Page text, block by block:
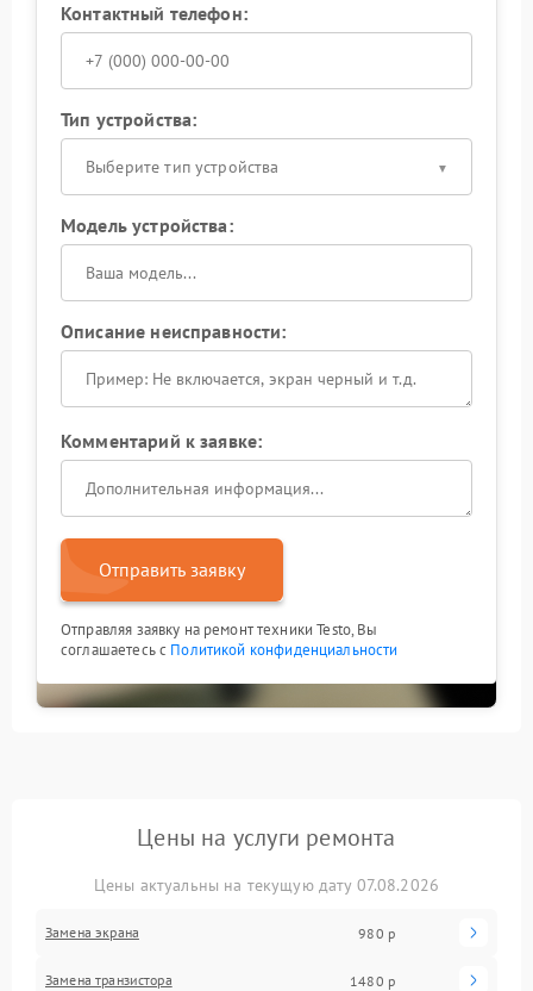
Контактный телефон:
Тип устройства:
Выберите тип устройства
Модель устройства:
Описание неисправности:
Комментарий к заявке:
Отправить заявку
Отправляя заявку на ремонт техники Testo, Вы
соглашаетесь с Политикой конфиденциальности
Цены на услуги ремонта
Цены актуальны на текущую дату 07.08.2026
Замена экрана 980 р
Замена транзистора 1480 р